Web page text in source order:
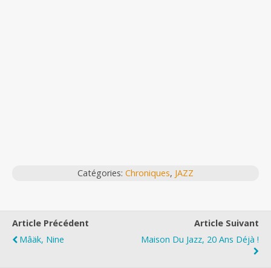
Catégories: Chroniques, JAZZ
Article Précédent
Mâäk, Nine
Article Suivant
Maison Du Jazz, 20 Ans Déjà !